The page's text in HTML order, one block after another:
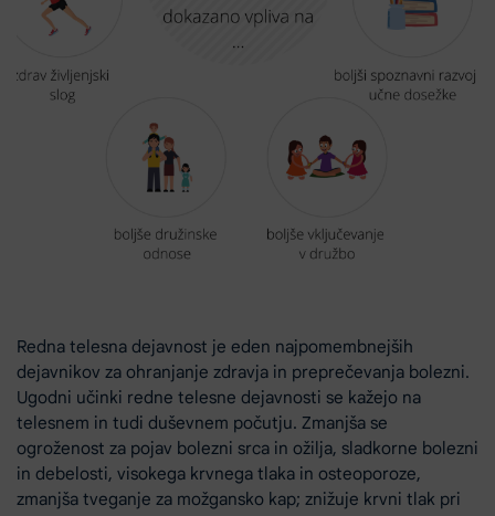
Redna telesna dejavnost je eden najpomembnejših
dejavnikov za ohranjanje zdravja in preprečevanja bolezni.
Ugodni učinki redne telesne dejavnosti se kažejo na
telesnem in tudi duševnem počutju. Zmanjša se
ogroženost za pojav bolezni srca in ožilja, sladkorne bolezni
in debelosti, visokega krvnega tlaka in osteoporoze,
zmanjša tveganje za možgansko kap; znižuje krvni tlak pri